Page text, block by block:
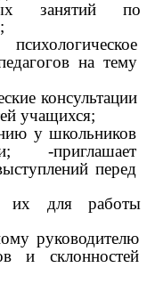
занятий по
на тему
консультации
учащихся;
у школьников
-приглашает
перед
их для работы
руководителю
и склонностей